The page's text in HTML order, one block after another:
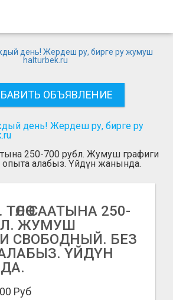
ОБЪЯВЛЕНИЕ
день! Жердеш ру, бирге ру
250-700 рубл. Жумуш графиги
алабыз. Үйдүн жанында.
СААТЫНА 250-
ЖУМУШ
СВОБОДНЫЙ. БЕЗ
ҮЙДҮН
Руб